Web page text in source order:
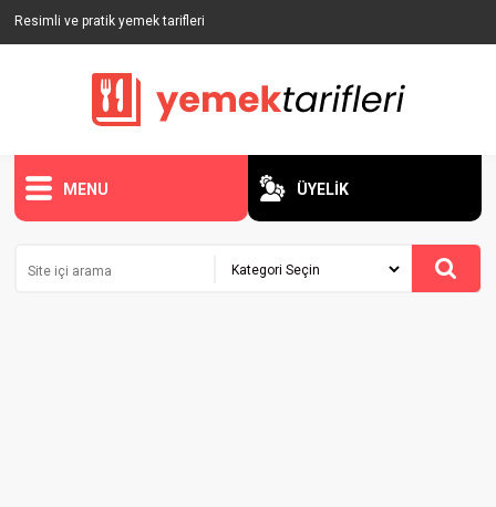
Resimli ve pratik yemek tarifleri
MENU ÜYELİK